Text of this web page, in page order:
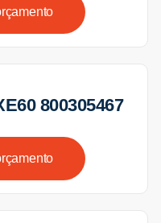
800305467